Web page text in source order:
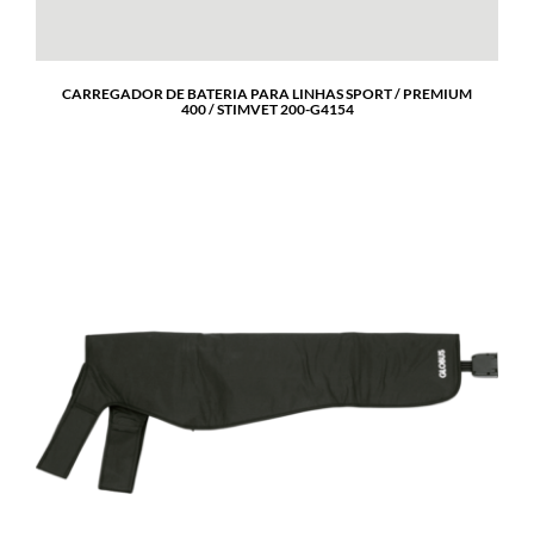
CARREGADOR DE BATERIA PARA LINHAS SPORT / PREMIUM
400 / STIMVET 200-G4154